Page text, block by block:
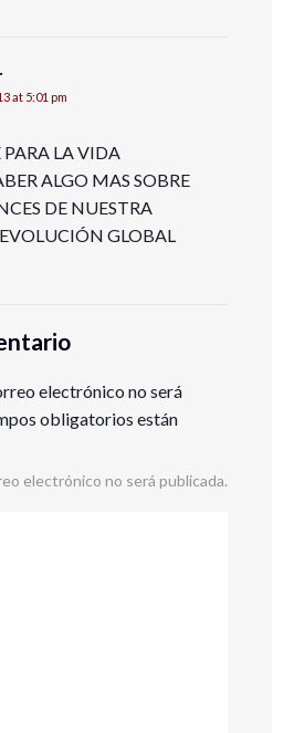
at 5:01 pm
PARA LA VIDA
ALGO MAS SOBRE
DE NUESTRA
GLOBAL
electrónico no será
obligatorios están
electrónico no será publicada.